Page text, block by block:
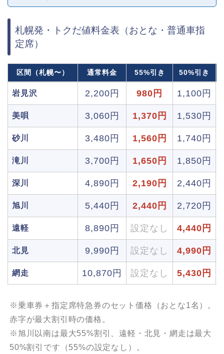
札幌発・トクだ値料金表（おとな・普通車指
定席）
区間（札幌〜） 通常料金 55%引き 50%引き
岩見沢 2,200円 980円 1,100円
美唄 3,060円 1,370円 1,530円
砂川 3,480円 1,560円 1,740円
滝川 3,700円 1,650円 1,850円
深川 4,890円 2,190円 2,440円
旭川 5,440円 2,440円 2,720円
遠軽 8,890円 設定なし 4,440円
北見 9,990円 設定なし 4,990円
網走 10,870円 設定なし 5,430円
※乗車券＋指定席特急券のセット価格（おとな1名）。
赤字が最大割引時の価格。
※旭川以南は最大55%割引、遠軽・北見・網走は最大
50%割引です（55%の設定なし）。